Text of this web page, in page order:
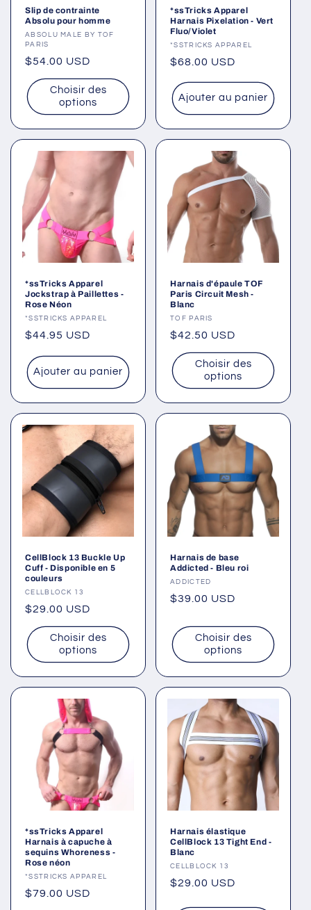
Slip de contrainte
Absolu pour homme
Fournisseur :
ABSOLU MALE BY TOF
PARIS
Prix
habituel
$54.00 USD
Choisir des
options
*ssTricks Apparel
Harnais Pixelation - Vert
Fluo/Violet
Fournisseur :
*SSTRICKS APPAREL
Prix
$68.00 USD
Ajouter au panier
*ssTricks Apparel
Jockstrap à Paillettes -
Rose Néon
Fournisseur :
*SSTRICKS APPAREL
Prix
$44.95 USD
Ajouter au panier
Harnais d'épaule TOF
Paris Circuit Mesh -
Blanc
Fournisseur :
TOF PARIS
Prix
habituel
$42.50 USD
Choisir des
options
CellBlock 13 Buckle Up
Cuff - Disponible en 5
couleurs
Fournisseur :
CELLBLOCK 13
Prix
habituel
$29.00 USD
Choisir des
options
Harnais de base
Addicted - Bleu roi
Fournisseur :
ADDICTED
Prix
$39.00 USD
Choisir des
options
*ssTricks Apparel
Harnais à capuche à
sequins Whoreness -
Rose néon
Fournisseur :
*SSTRICKS APPAREL
Prix
$79.00 USD
Harnais élastique
CellBlock 13 Tight End -
Blanc
Fournisseur :
CELLBLOCK 13
Prix
$29.00 USD